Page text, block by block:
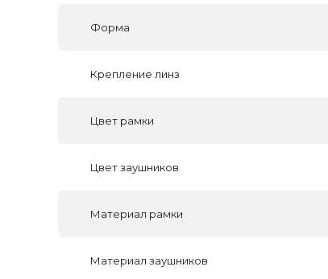
Форма
Крепление линз
Цвет рамки
Цвет заушников
Материал рамки
Материал заушников